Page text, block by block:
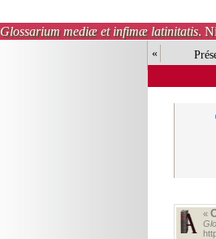
Glossarium mediæ et infimæ latinitatis.
«
«